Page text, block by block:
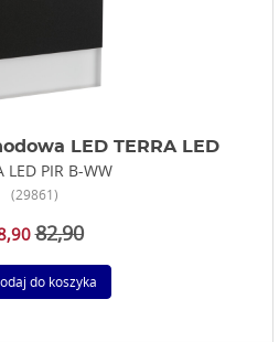
LED TERRA LED
LED PIR B-WW
(29861)
82,90
do koszyka